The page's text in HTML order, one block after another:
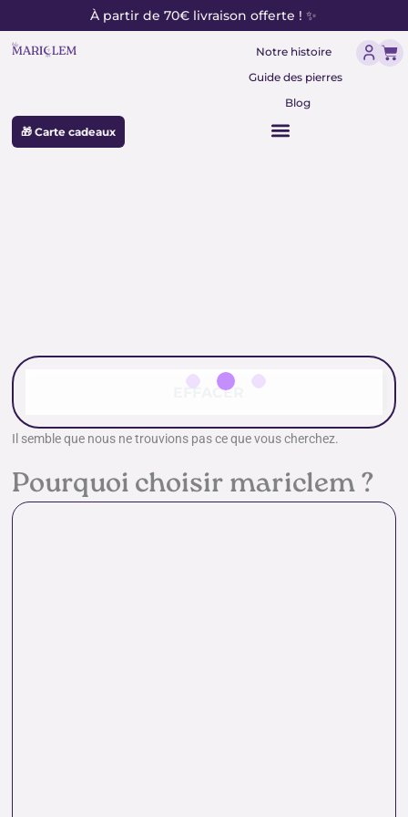
au
contenu
À partir de 70€ livraison offerte ! ✨
Notre histoire
Guide des pierres
Blog
🎁 Carte cadeaux
EFFACER
Il semble que nous ne trouvions pas ce que vous cherchez.
Pourquoi choisir mariclem ?